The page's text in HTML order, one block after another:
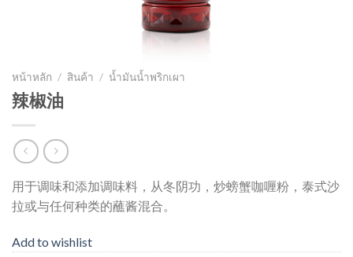
หน้าหลัก / สินค้า / น้ำมันน้ำพริกเผา
辣椒油
用于调味和添加调味料，从冬阴功，炒螃蟹咖喱粉，泰式沙
拉或与任何种类的蘸酱混合。
Add to wishlist